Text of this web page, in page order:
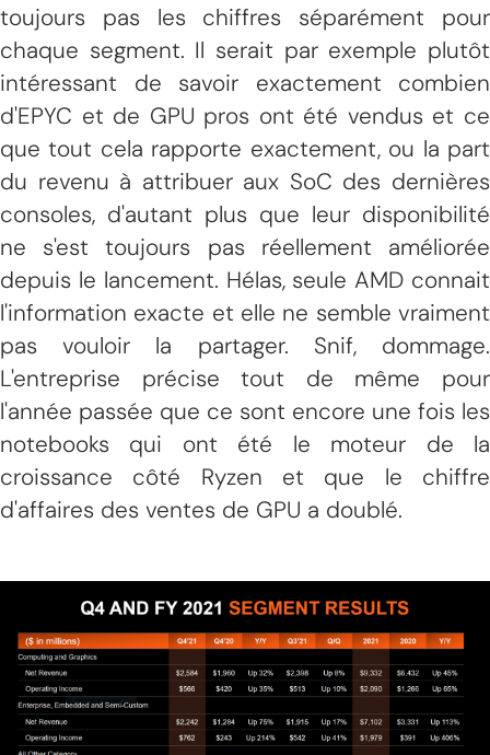
toujours pas les chiffres séparément pour
chaque segment. Il serait par exemple plutôt
intéressant de savoir exactement combien
d'EPYC et de GPU pros ont été vendus et ce
que tout cela rapporte exactement, ou la part
du revenu à attribuer aux SoC des dernières
consoles, d'autant plus que leur disponibilité
ne s'est toujours pas réellement améliorée
depuis le lancement. Hélas, seule AMD connait
l'information exacte et elle ne semble vraiment
pas vouloir la partager. Snif, dommage.
L'entreprise précise tout de même pour
l'année passée que ce sont encore une fois les
notebooks qui ont été le moteur de la
croissance côté Ryzen et que le chiffre
d'affaires des ventes de GPU a doublé.